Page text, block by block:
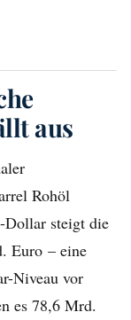
aus
Rohöl
Dollar steigt die
Euro – eine
Niveau vor
es 78,6 Mrd.